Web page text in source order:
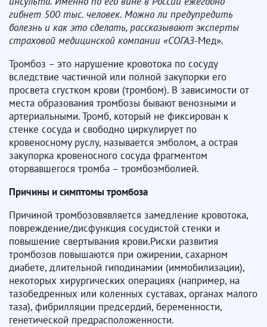
гибнет 500 тыс. человек. Можно ли предупредить
болезнь и как это сделать, рассказывают эксперты
страховой медицинской компании «СОГАЗ-Мед».
Тромбоз – это нарушение кровотока по сосуду
вследствие частичной или полной закупорки его
просвета сгустком крови (тромбом). В зависимости от
места образования тромбозы бывают венозными и
артериальными. Тромб, который не фиксирован к
стенке сосуда и свободно циркулирует по
кровеносному руслу, называется эмболом, а острая
закупорка кровеносного сосуда фрагментом
оторвавшегося тромба – тромбоэмболией.
Причины и симптомы тромбоза
Причиной тромбозовявляется замедление кровотока,
повреждение/дисфункция сосудистой стенки и
повышение свертывания крови.Риски развития
тромбозов повышаются при ожирении, сахарном
диабете, длительной гиподинамии (иммобилизации),
некоторых хирургических операциях (например, на
тазобедренных или коленных суставах, органах малого
таза), фибрилляции предсердий, беременности,
генетической предрасположенности.